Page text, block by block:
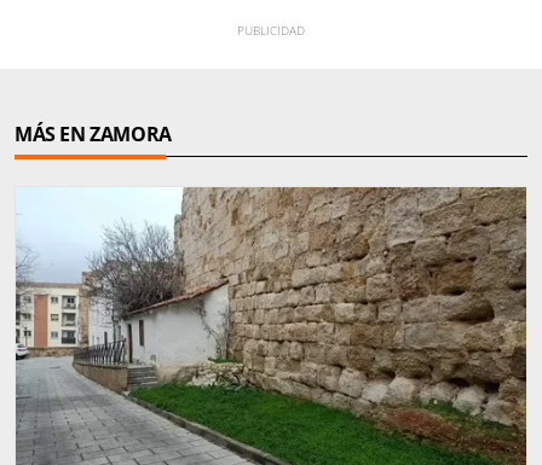
MÁS EN ZAMORA